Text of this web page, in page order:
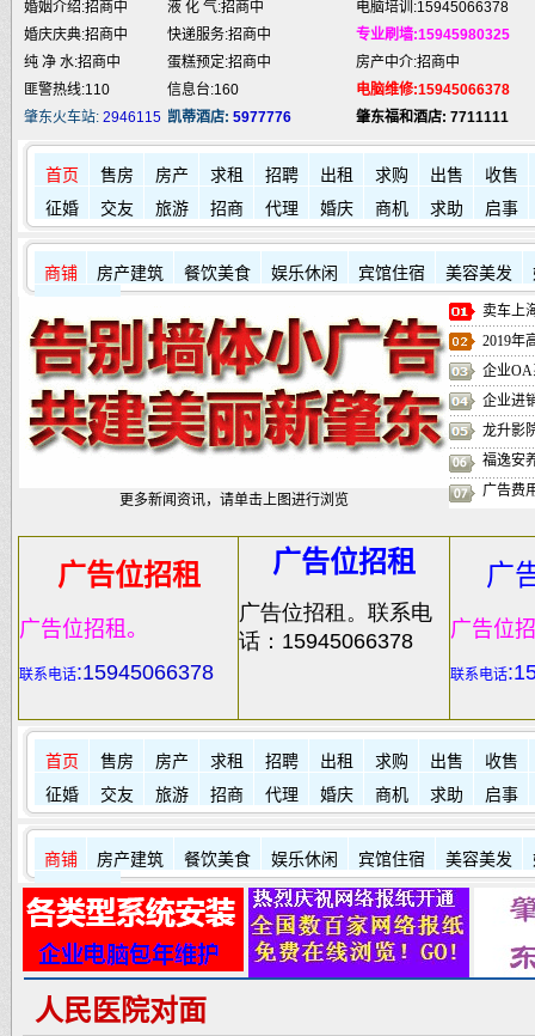
婚姻介绍:招商中
液 化 气:招商中
电脑培训:15945066378
婚庆庆典:招商中
快递服务:招商中
专业刷墙:15945980325
纯 净 水:招商中
蛋糕预定:招商中
房产中介:招商中
匪警热线:110
信息台:160
电脑维修:15945066378
肇东火车站: 2946115 凯蒂酒店: 5977776 肇东福和酒店: 7711111
首页 售房 房产 求租 招聘 出租 求购 出售
收售
征婚
交友 旅游 招商 代理 婚庆 商机 求助 启事
商铺 房产建筑 餐饮美食 娱乐休闲 宾馆住宿 美容美发
更多新闻资讯，请单击上图进行浏览
卖车上
2019年
企业OA
企业进
龙升影
福逸安
广告费
广告位招租
广告位招租。
联系电话:15945066378
广告位招租
广告位招租。联系电
话：15945066378
广
广告位
联系电话
首页 售房 房产 求租 招聘 出租 求购 出售
收售
征婚
交友 旅游 招商 代理 婚庆 商机 求助 启事
商铺 房产建筑 餐饮美食 娱乐休闲 宾馆住宿 美容美发
其它店铺
人民医院对面